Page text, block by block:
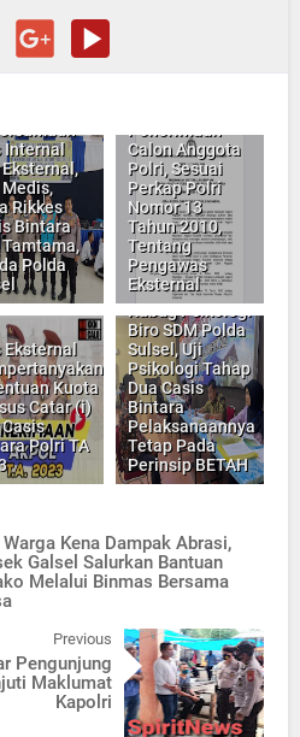
Supervisi
Apresiasi
Internal
Eksternal,
Rikkes
Bintara
Tamtama,
Polda
Dan Wewenang
Calon Anggota
Polri, Sesuai
Perkap Polri
Nomor 13
Tahun 2010,
Tentang
Pengawas
Eksternal
Eksternal
Kuota
Catar (i)
Casis
Polri TA
Biro SDM Polda
Sulsel, Uji
Psikologi Tahap
Dua Casis
Bintara
Pelaksanaannya
Tetap Pada
Perinsip BETAH
Kena Dampak Abrasi,
Galsel Salurkan Bantuan
Melalui Binmas Bersama
Previous
Pengunjung
Maklumat
Kapolri